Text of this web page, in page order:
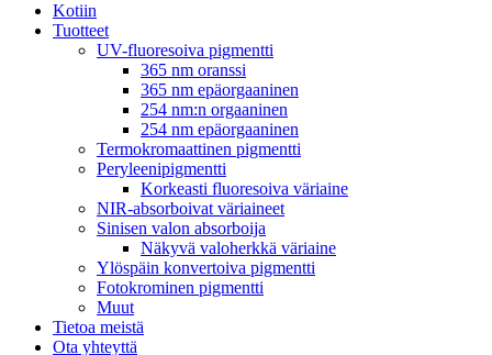
Kotiin
Tuotteet
UV-fluoresoiva pigmentti
365 nm oranssi
365 nm epäorgaaninen
254 nm:n orgaaninen
254 nm epäorgaaninen
Termokromaattinen pigmentti
Peryleenipigmentti
Korkeasti fluoresoiva väriaine
NIR-absorboivat väriaineet
Sinisen valon absorboija
Näkyvä valoherkkä väriaine
Ylöspäin konvertoiva pigmentti
Fotokrominen pigmentti
Muut
Tietoa meistä
Ota yhteyttä